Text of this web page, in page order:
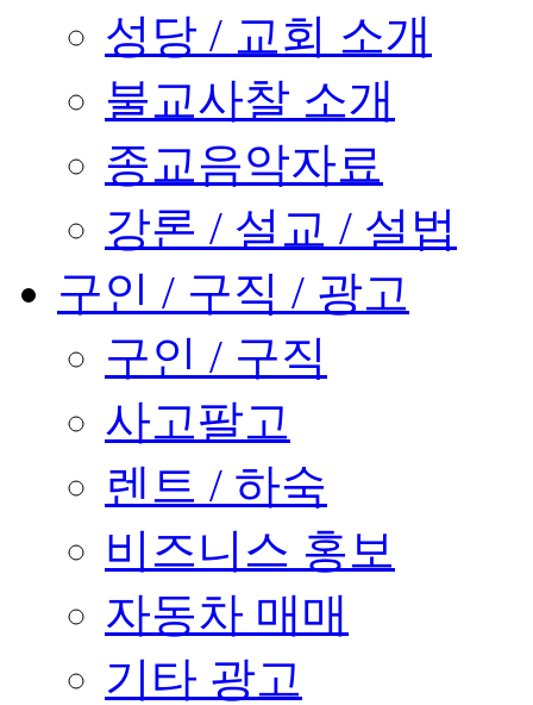
성당 / 교회 소개
불교사찰 소개
종교음악자료
강론 / 설교 / 설법
구인 / 구직 / 광고
구인 / 구직
사고팔고
렌트 / 하숙
비즈니스 홍보
자동차 매매
기타 광고